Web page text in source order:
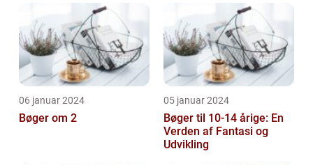
dekorerer og t...
06 januar 2024
Bøger om 2
05 januar 2024
Bøger til 10-14 årige: En
Verden af Fantasi og
Udvikling